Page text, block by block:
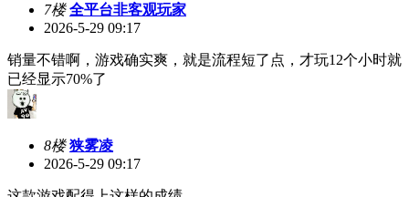
7楼 全平台非客观玩家
2026-5-29 09:17
销量不错啊，游戏确实爽，就是流程短了点，才玩12个小时就
已经显示70%了
8楼 狭雾凌
2026-5-29 09:17